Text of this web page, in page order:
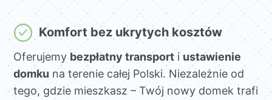
Komfort bez ukrytych kosztów
Oferujemybezpłatny transporti ustawienie
domkuna terenie całej Polski. Niezależnie od
tego, gdzie mieszkasz – Twój nowy domek trafi